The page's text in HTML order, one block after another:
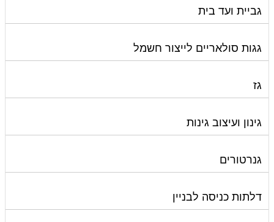
גביית ועד בית
גגות סולאריים לייצור חשמל
גז
גינון ועיצוב גינות
גנרטורים
דלתות כניסה לבניין